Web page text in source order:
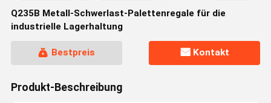
Q235B Metall-Schwerlast-Palettenregale für die
industrielle Lagerhaltung
Bestpreis Kontakt
Produkt-Beschreibung